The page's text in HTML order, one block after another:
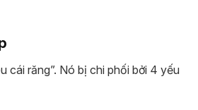
cái răng”. Nó bị chi phối bởi 4 yếu